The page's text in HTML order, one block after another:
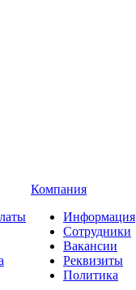
Компания
Информация
Сотрудники
Вакансии
Реквизиты
Политика